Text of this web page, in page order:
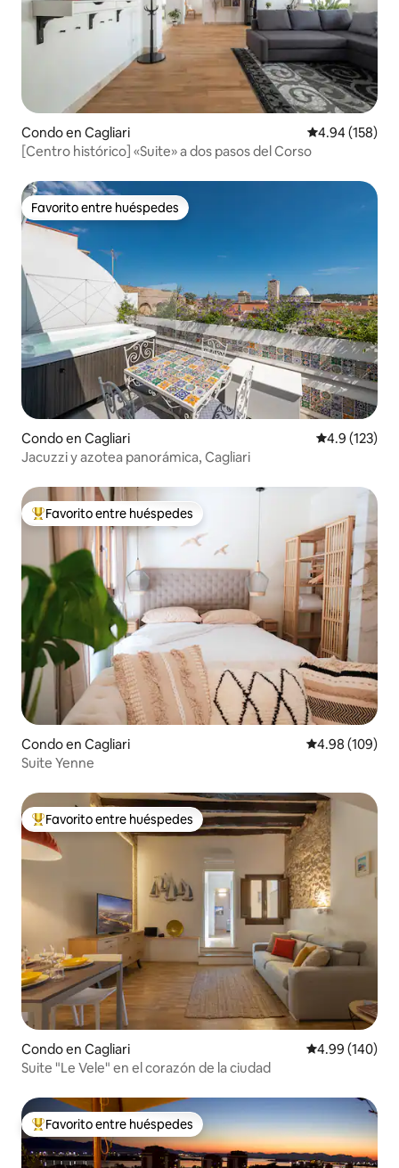
Condo en Cagliari Calificación
4.94 (158)
[Centro histórico] «Suite» a dos pasos del Corso
Favorito entre huéspedes
Favorito entre huéspedes
Condo en Cagliari Calificación
4.9 (123)
Jacuzzi y azotea panorámica, Cagliari
Favorito entre huéspedes preferido
Favorito entre huéspedes
Condo en Cagliari Calificación
4.98 (109)
Suite Yenne
Favorito entre huéspedes preferido
Favorito entre huéspedes
Condo en Cagliari Calificación
4.99 (140)
Suite "Le Vele" en el corazón de la ciudad
Favorito entre huéspedes preferido
Favorito entre huéspedes